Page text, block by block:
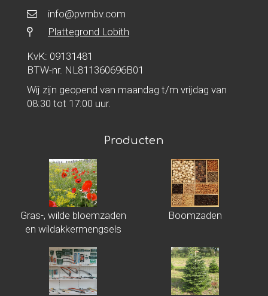
info@pvmbv.com
Plattegrond Lobith
KvK: 09131481
BTW-nr. NL811360696B01
Wij zijn geopend van maandag t/m vrijdag van
08:30 tot 17:00 uur.
Producten
Gras-, wilde bloemzaden
en wildakkermengsels
Boomzaden